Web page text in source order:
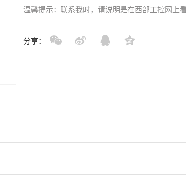
温馨提示：联系我时，请说明是在西部工控网上看
分享：